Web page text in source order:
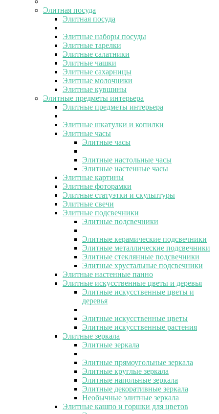
Элитная посуда
Элитная посуда
Элитные наборы посуды
Элитные тарелки
Элитные салатники
Элитные чашки
Элитные сахарницы
Элитные молочники
Элитные кувшины
Элитные предметы интерьера
Элитные предметы интерьера
Элитные шкатулки и копилки
Элитные часы
Элитные часы
Элитные настольные часы
Элитные настенные часы
Элитные картины
Элитные фоторамки
Элитные статуэтки и скульптуры
Элитные свечи
Элитные подсвечники
Элитные подсвечники
Элитные керамические подсвечники
Элитные металлические подсвечники
Элитные стеклянные подсвечники
Элитные хрустальные подсвечники
Элитные настенные панно
Элитные искусственные цветы и деревья
Элитные искусственные цветы и
деревья
Элитные искусственные цветы
Элитные искусственные растения
Элитные зеркала
Элитные зеркала
Элитные прямоугольные зеркала
Элитные круглые зеркала
Элитные напольные зеркала
Элитные декоративные зеркала
Необычные элитные зеркала
Элитные кашпо и горшки для цветов